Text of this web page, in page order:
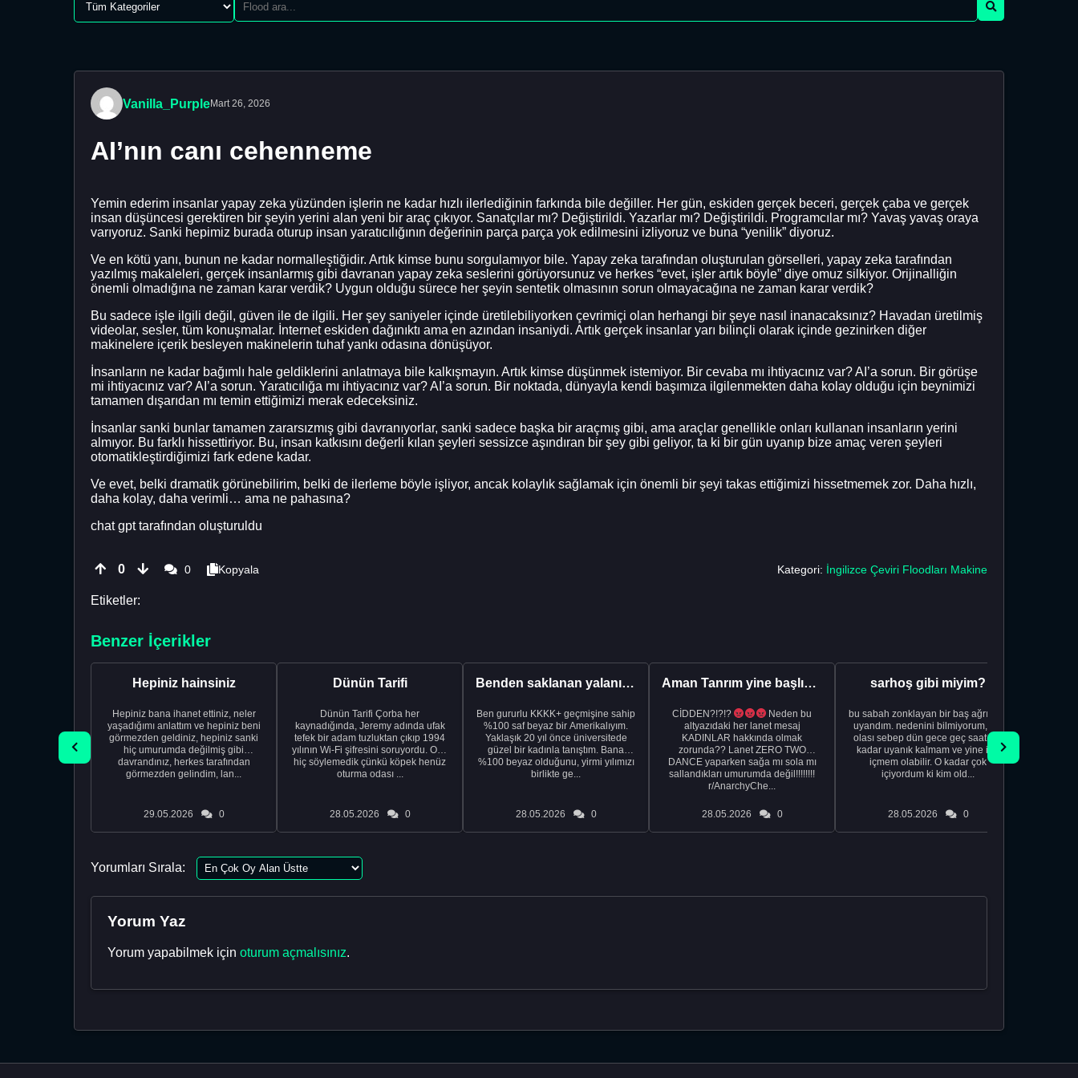
Vanilla_PurpleMart 26, 2026
AI’nın canı cehenneme
Yemin ederim insanlar yapay zeka yüzünden işlerin ne kadar hızlı ilerlediğinin farkında bile değiller. Her gün, eskiden gerçek beceri, gerçek çaba ve gerçek
insan düşüncesi gerektiren bir şeyin yerini alan yeni bir araç çıkıyor. Sanatçılar mı? Değiştirildi. Yazarlar mı? Değiştirildi. Programcılar mı? Yavaş yavaş oraya
varıyoruz. Sanki hepimiz burada oturup insan yaratıcılığının değerinin parça parça yok edilmesini izliyoruz ve buna “yenilik” diyoruz.
Ve en kötü yanı, bunun ne kadar normalleştiğidir. Artık kimse bunu sorgulamıyor bile. Yapay zeka tarafından oluşturulan görselleri, yapay zeka tarafından
yazılmış makaleleri, gerçek insanlarmış gibi davranan yapay zeka seslerini görüyorsunuz ve herkes “evet, işler artık böyle” diye omuz silkiyor. Orijinalliğin
önemli olmadığına ne zaman karar verdik? Uygun olduğu sürece her şeyin sentetik olmasının sorun olmayacağına ne zaman karar verdik?
Bu sadece işle ilgili değil, güven ile de ilgili. Her şey saniyeler içinde üretilebiliyorken çevrimiçi olan herhangi bir şeye nasıl inanacaksınız? Havadan üretilmiş
videolar, sesler, tüm konuşmalar. İnternet eskiden dağınıktı ama en azından insaniydi. Artık gerçek insanlar yarı bilinçli olarak içinde gezinirken diğer
makinelere içerik besleyen makinelerin tuhaf yankı odasına dönüşüyor.
İnsanların ne kadar bağımlı hale geldiklerini anlatmaya bile kalkışmayın. Artık kimse düşünmek istemiyor. Bir cevaba mı ihtiyacınız var? AI’a sorun. Bir görüşe
mi ihtiyacınız var? AI’a sorun. Yaratıcılığa mı ihtiyacınız var? AI’a sorun. Bir noktada, dünyayla kendi başımıza ilgilenmekten daha kolay olduğu için beynimizi
tamamen dışarıdan mı temin ettiğimizi merak edeceksiniz.
İnsanlar sanki bunlar tamamen zararsızmış gibi davranıyorlar, sanki sadece başka bir araçmış gibi, ama araçlar genellikle onları kullanan insanların yerini
almıyor. Bu farklı hissettiriyor. Bu, insan katkısını değerli kılan şeyleri sessizce aşındıran bir şey gibi geliyor, ta ki bir gün uyanıp bize amaç veren şeyleri
otomatikleştirdiğimizi fark edene kadar.
Ve evet, belki dramatik görünebilirim, belki de ilerleme böyle işliyor, ancak kolaylık sağlamak için önemli bir şeyi takas ettiğimizi hissetmemek zor. Daha hızlı,
daha kolay, daha verimli… ama ne pahasına?
chat gpt tarafından oluşturuldu
0 0 Kopyala Kategori: İngilizce Çeviri Floodları Makine
Etiketler:
Benzer İçerikler
Hepiniz hainsiniz
Hepiniz bana ihanet ettiniz, neler
yaşadığımı anlattım ve hepiniz beni
görmezden geldiniz, hepiniz sanki
hiç umurumda değilmiş gibi
davrandınız, herkes tarafından
görmezden gelindim, lan...
29.05.2026 0
Dünün Tarifi
Dünün Tarifi Çorba her
kaynadığında, Jeremy adında ufak
tefek bir adam tuzluktan çıkıp 1994
yılının Wi-Fi şifresini soruyordu. Ona
hiç söylemedik çünkü köpek henüz
oturma odası ...
28.05.2026 0
Benden saklanan yalanı ortaya çıkardıktan sonra eşimden...
Ben gururlu KKKK+ geçmişine sahip
%100 saf beyaz bir Amerikalıyım.
Yaklaşık 20 yıl önce üniversitede
güzel bir kadınla tanıştım. Bana
%100 beyaz olduğunu, yirmi yılımızı
birlikte ge...
28.05.2026 0
Aman Tanrım yine başlıyoruz..
CİDDEN?!?!?
Neden bu
altyazıdaki her lanet mesaj
KADINLAR hakkında olmak
zorunda?? Lanet ZERO TWO
DANCE yaparken sağa mı sola mı
sallandıkları umurumda değil!!!!!!!!
r/AnarchyChe...
28.05.2026 0
sarhoş gibi miyim?
bu sabah zonklayan bir baş ağrısıyla
uyandım. nedenini bilmiyorum, tek
olası sebep dün gece geç saatlere
kadar uyanık kalmam ve yine içki
içmem olabilir. O kadar çok
içiyordum ki kim old...
28.05.2026 0
Yorumları Sırala:
Yorum Yaz
Yorum yapabilmek için oturum açmalısınız.